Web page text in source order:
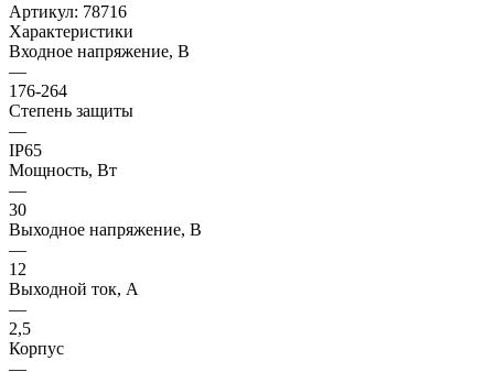
Артикул: 78716
Характеристики
Входное напряжение, В
—
176-264
Степень защиты
—
IP65
Мощность, Вт
—
30
Выходное напряжение, В
—
12
Выходной ток, А
—
2,5
Корпус
—